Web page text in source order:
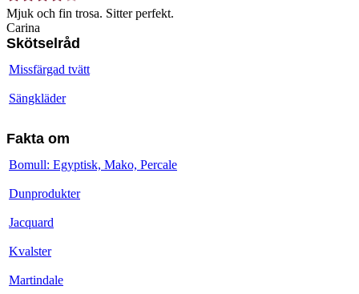
Mjuk och fin trosa. Sitter perfekt.
Carina
Skötselråd
Missfärgad tvätt
Sängkläder
Fakta om
Bomull: Egyptisk, Mako, Percale
Dunprodukter
Jacquard
Kvalster
Martindale